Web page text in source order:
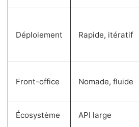
Déploiement Rapide, itératif
Front-office Nomade, fluide
Écosystème API large